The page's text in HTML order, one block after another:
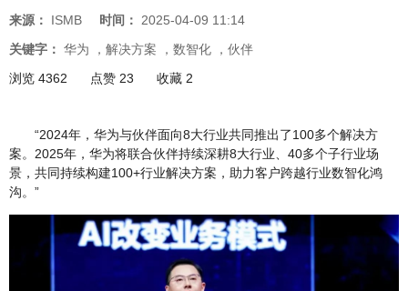
来源： ISMB 时间： 2025-04-09 11:14
关键字： 华为 ， 解决方案 ， 数智化 ， 伙伴
浏览 4362
点赞 23 收藏 2
“2024年，华为与伙伴面向8大行业共同推出了100多个解决方
案。2025年，华为将联合伙伴持续深耕8大行业、40多个子行业场
景，共同持续构建100+行业解决方案，助力客户跨越行业数智化鸿
沟。”